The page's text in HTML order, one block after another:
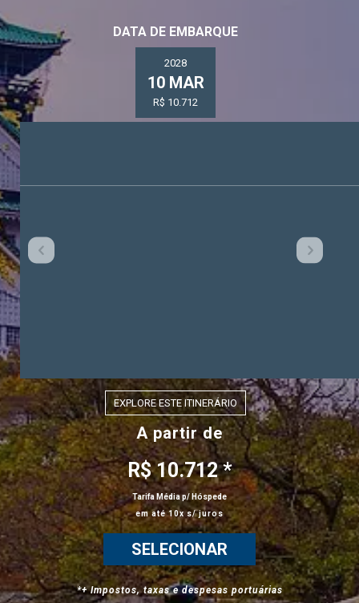
DATA DE EMBARQUE
2028
10 MAR
R$ 10.712
EXPLORE ESTE ITINERÁRIO
A partir de
R$ 10.712 *
Tarifa Média p/ Hóspede
em até 10x s/ juros
SELECIONAR
*+ Impostos, taxas e despesas portuárias